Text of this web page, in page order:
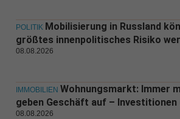
POLITIK Mobilisierung in Russland
größtes innenpolitisches Risiko
08.08.2026
IMMOBILIEN Wohnungsmarkt: Immer
geben Geschäft auf –
08.08.2026